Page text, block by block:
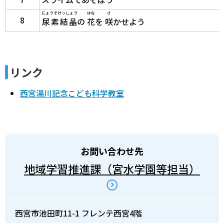
8
尿素結晶
にょうそけっしょう
の 花
はな
を 咲
さ
かせよう
リンク
西宮湯川記念こども科学教室
お問い合わせ先
地域学習推進課（宮水学園等担当）
西宮市池田町11-1 フレンテ西宮4階